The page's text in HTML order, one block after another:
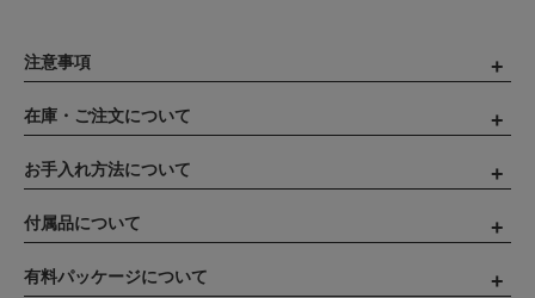
注意事項
在庫・ご注文について
お手入れ方法について
付属品について
有料パッケージについて